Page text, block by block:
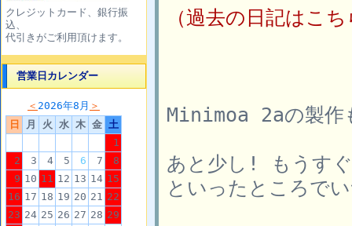
クレジットカード、銀行振
込、
代引きがご利用頂けます。
営業日カレンダー
＜ 2026年8月 ＞
日
月 火 水 木 金 土
1
2
3 4 5 6 7
8
9 10 11 12 13 14 15
16 17 18 19 20 21 22
23 24 25 26 27 28 29
（過去の日記はこ
Minimoa 2aの製作
あと少し! もうす
といったところで